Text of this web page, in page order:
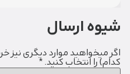
ارسال
موارد دیگری نیز خریداری
انتخاب کنید.*